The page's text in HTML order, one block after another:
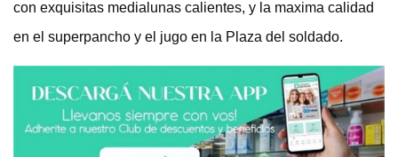
con exquisitas medialunas calientes, y la maxima calidad
en el superpancho y el jugo en la Plaza del soldado.